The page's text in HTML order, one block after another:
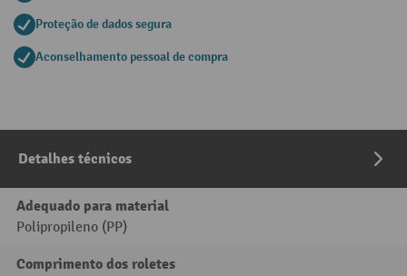
Proteção de dados segura
Aconselhamento pessoal de compra
Detalhes técnicos
Adequado para material
Polipropileno (PP)
Comprimento dos roletes